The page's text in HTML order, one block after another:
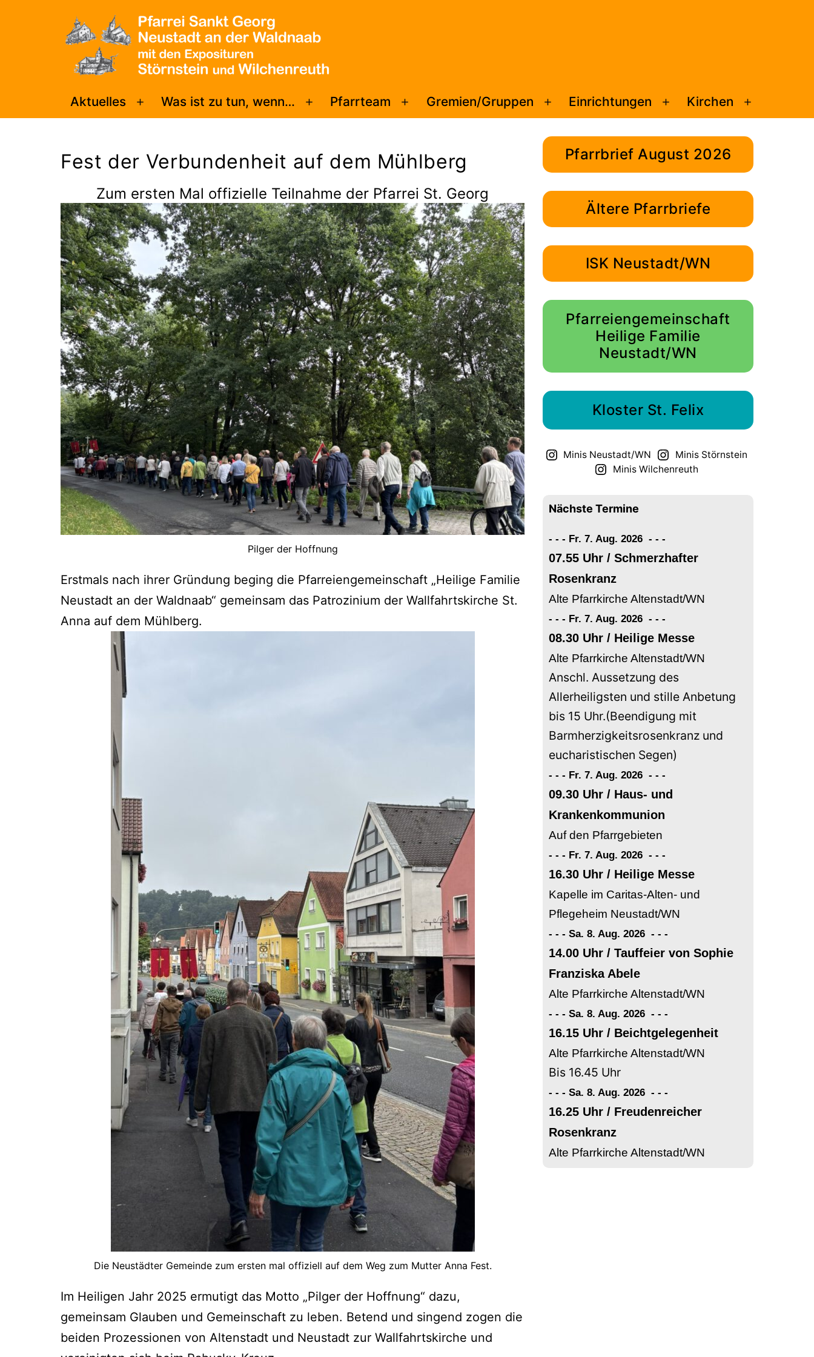
Pfarrei
Sankt
Neustadt/WN
Aktuelles
Menü
Was ist zu tun, wenn…
Menü
Pfarrteam
Menü
Gremien/Gruppen
Menü
Einrichtungen
Menü
Kirchen
Menü
Fest der Verbundenheit auf dem Mühlberg
Zum ersten Mal offizielle Teilnahme der Pfarrei St. Georg
Pilger der Hoffnung
Erstmals nach ihrer Gründung beging die Pfarreiengemeinschaft „Heilige Familie
Neustadt an der Waldnaab“ gemeinsam das Patrozinium der Wallfahrtskirche St.
Anna auf dem Mühlberg.
Die Neustädter Gemeinde zum ersten mal offiziell auf dem Weg zum Mutter Anna Fest.
Im Heiligen Jahr 2025 ermutigt das Motto „Pilger der Hoffnung“ dazu,
gemeinsam Glauben und Gemeinschaft zu leben. Betend und singend zogen die
beiden Prozessionen von Altenstadt und Neustadt zur Wallfahrtskirche und
Pfarrbrief August 2026
Ältere Pfarrbriefe
ISK Neustadt/WN
Pfarreiengemeinschaft
Heilige Familie
Neustadt/WN
Kloster St. Felix
Minis Neustadt/WN
Minis Störnstein
Minis Wilchenreuth
Nächste Termine
- - - Fr. 7. Aug. 2026 - --
07.55 Uhr / Schmerzhafter
Rosenkranz
Alte Pfarrkirche Altenstadt/WN
- - - Fr. 7. Aug. 2026 - --
08.30 Uhr / Heilige Messe
Alte Pfarrkirche Altenstadt/WN
Anschl. Aussetzung des
Allerheiligsten und stille Anbetung
bis 15 Uhr.(Beendigung mit
Barmherzigkeitsrosenkranz und
eucharistischen Segen)
- - - Fr. 7. Aug. 2026 - --
09.30 Uhr / Haus- und
Krankenkommunion
Auf den Pfarrgebieten
- - - Fr. 7. Aug. 2026 - --
16.30 Uhr / Heilige Messe
Kapelle im Caritas-Alten- und
Pflegeheim Neustadt/WN
- - - Sa. 8. Aug. 2026 - --
14.00 Uhr / Tauffeier von Sophie
Franziska Abele
Alte Pfarrkirche Altenstadt/WN
- - - Sa. 8. Aug. 2026 - --
16.15 Uhr / Beichtgelegenheit
Alte Pfarrkirche Altenstadt/WN
Bis 16.45 Uhr
- - - Sa. 8. Aug. 2026 - --
16.25 Uhr / Freudenreicher
Rosenkranz
Alte Pfarrkirche Altenstadt/WN